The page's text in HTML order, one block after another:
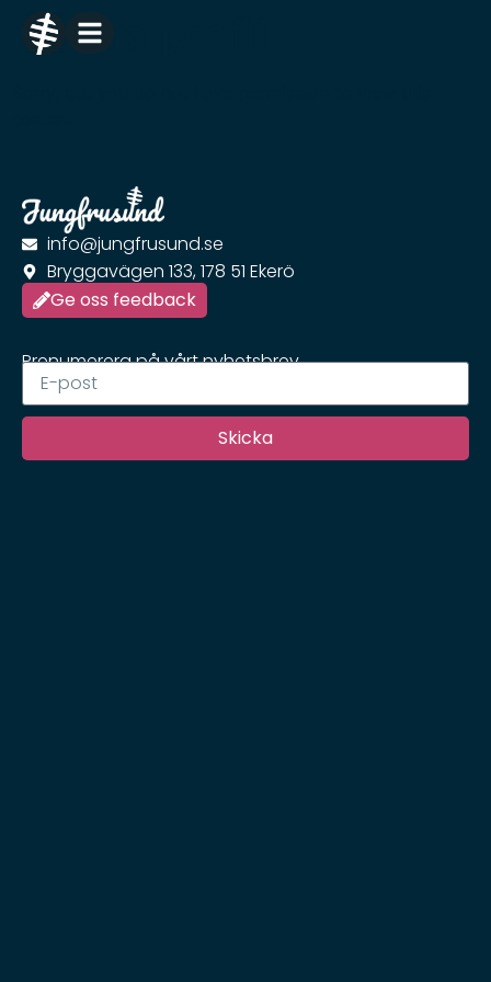
Ändra profil
info@jungfrusund.se
Bryggavägen 133, 178 51 Ekerö
Ge oss feedback
Prenumerera på vårt nyhetsbrev
Skicka